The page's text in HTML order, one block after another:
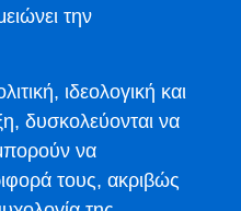
την
ιδεολογική και
δυσκολεύονται να
να
τους, ακριβώς